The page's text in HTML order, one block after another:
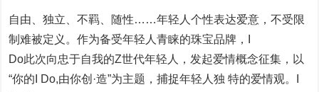
自由、独立、不羁、随性……年轻人个性表达爱意，不受限
制难被定义。作为备受年轻人青睐的珠宝品牌，I
Do此次向忠于自我的Z世代年轻人，发起爱情概念征集，以
“你的I Do,由你创·造”为主题，捕捉年轻人独 特的爱情观。I